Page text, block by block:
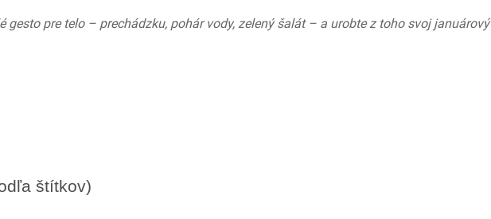
gesto pre telo – prechádzku, pohár vody, zelený šalát – a urobte z toho svoj
štítkov)